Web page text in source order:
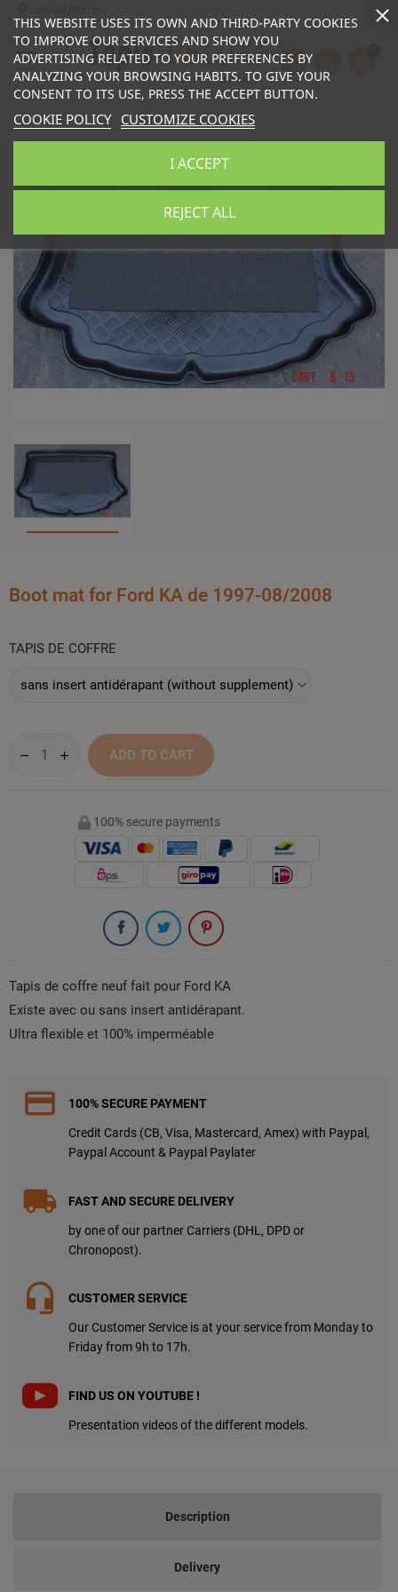
Boot mat for Ford KA de 1997-08/2008
TAPIS DE COFFRE
ADD TO CART
100% secure payments
Tapis de coffre neuf fait pour Ford KA
Existe avec ou sans insert antidérapant.
Ultra flexible et 100% imperméable
100% SECURE PAYMENT
Credit Cards (CB, Visa, Mastercard, Amex) with Paypal,
Paypal Account & Paypal Paylater
FAST AND SECURE DELIVERY
by one of our partner Carriers (DHL, DPD or
Chronopost).
CUSTOMER SERVICE
Our Customer Service is at your service from Monday to
Friday from 9h to 17h.
FIND US ON YOUTUBE !
Presentation videos of the different models.
Description
Delivery
THIS WEBSITE USES ITS OWN AND THIRD-PARTY COOKIES
TO IMPROVE OUR SERVICES AND SHOW YOU
ADVERTISING RELATED TO YOUR PREFERENCES BY
ANALYZING YOUR BROWSING HABITS. TO GIVE YOUR
CONSENT TO ITS USE, PRESS THE ACCEPT BUTTON.
COOKIE POLICY CUSTOMIZE COOKIES
REJECT ALL
I ACCEPT